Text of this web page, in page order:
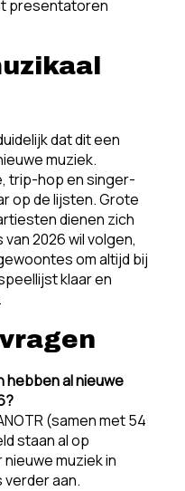
presentatoren
dat dit een
muziek.
trip-hop en singer-
op de lijsten. Grote
dienen zich
2026 wil volgen,
om altijd bij
klaar en
hebben al nieuwe
(samen met 54
staan al op
muziek in
verder aan.